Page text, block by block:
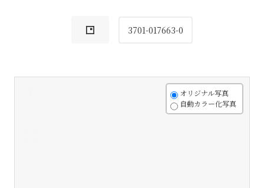
3701-017663-0
オリジナル写真
自動カラー化写真